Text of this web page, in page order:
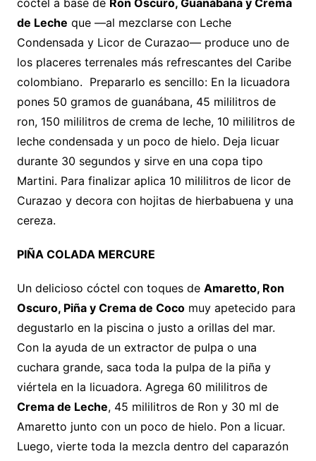
cóctel a base de Ron Oscuro, Guanábana y Crema
de Leche que —al mezclarse con Leche
Condensada y Licor de Curazao— produce uno de
los placeres terrenales más refrescantes del Caribe
colombiano. Prepararlo es sencillo: En la licuadora
pones 50 gramos de guanábana, 45 mililitros de
ron, 150 mililitros de crema de leche, 10 mililitros de
leche condensada y un poco de hielo. Deja licuar
durante 30 segundos y sirve en una copa tipo
Martini. Para finalizar aplica 10 mililitros de licor de
Curazao y decora con hojitas de hierbabuena y una
cereza.
PIÑA COLADA MERCURE
Un delicioso cóctel con toques de Amaretto, Ron
Oscuro, Piña y Crema de Cocomuy apetecido para
degustarlo en la piscina o justo a orillas del mar.
Con la ayuda de un extractor de pulpa o una
cuchara grande, saca toda la pulpa de la piña y
viértela en la licuadora. Agrega 60 mililitros de
Crema de Leche, 45 mililitros de Ron y 30 ml de
Amaretto junto con un poco de hielo. Pon a licuar.
Luego, vierte toda la mezcla dentro del caparazón